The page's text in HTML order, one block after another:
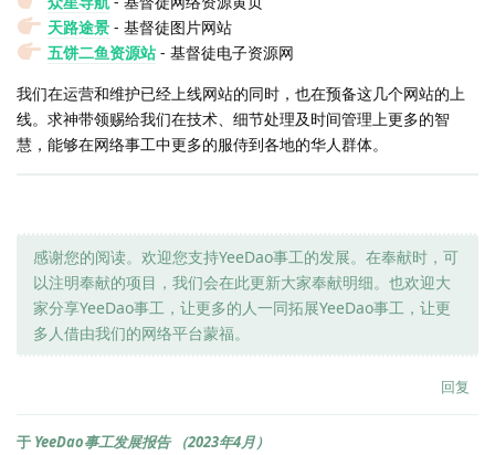
天路途景- 基督徒图片网站
五饼二鱼资源站- 基督徒电子资源网
我们在运营和维护已经上线网站的同时，也在预备这几个网站的上
线。求神带领赐给我们在技术、细节处理及时间管理上更多的智
慧，能够在网络事工中更多的服侍到各地的华人群体。
感谢您的阅读。欢迎您支持YeeDao事工的发展。在奉献时，可
以注明奉献的项目，我们会在此更新大家奉献明细。也欢迎大
家分享YeeDao事工，让更多的人一同拓展YeeDao事工，让更
多人借由我们的网络平台蒙福。
回复
于 YeeDao事工发展报告 （2023年4月）